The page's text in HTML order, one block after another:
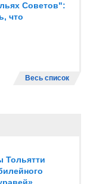
Советов":
что
Весь список
Тольятти